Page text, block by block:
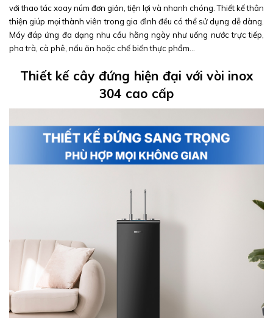
với thao tác xoay núm đơn giản, tiện lợi và nhanh chóng. Thiết kế thân
thiện giúp mọi thành viên trong gia đình đều có thể sử dụng dễ dàng.
Máy đáp ứng đa dạng nhu cầu hằng ngày như uống nước trực tiếp,
pha trà, cà phê, nấu ăn hoặc chế biến thực phẩm...
Thiết kế cây đứng hiện đại với vòi inox
304 cao cấp